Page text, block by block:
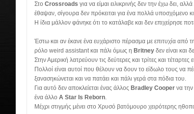
Στο Crossroads για να είμαι ειλικρινής δεν την έχω δει,
έθαψαν, σίγουρα δεν πρόκειται για ένα πολλά υποσχόμενο
Η ίδια μάλλον φάνηκε ότι το κατάλαβε και δεν επιχείρησε
Έστω και αν έκανε ένα ευχάριστο πέρασμα με επιτυχία από
ρόλο weird assistant και πάλι όμως η Britney δεν είναι και
Στην Αμερική λατρεύουν τις δεύτερες και τρίτες και τέταρτες
Πολλοί είναι αυτοί που θέλουν να δουν το είδωλο τους να
ξανασηκώνεται και να πατάει και πάλι γερά στα πόδια του.
Για αυτό δεν αποκλείεται ένας άλλος Bradley Cooper να
ένα άλλο A Star Is Reborn.
Μέχρι στιγμής μένει στο Χρυσό βατόμουρο χειρότερης